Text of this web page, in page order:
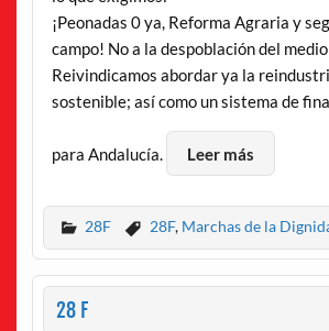
¡Peonadas 0 ya, Reforma Agraria y
campo! No a la despoblación del
Reivindicamos abordar ya la
sostenible; así como un sistema de
para Andalucía. Leer más
28F 28F, Marchas de la
28 F